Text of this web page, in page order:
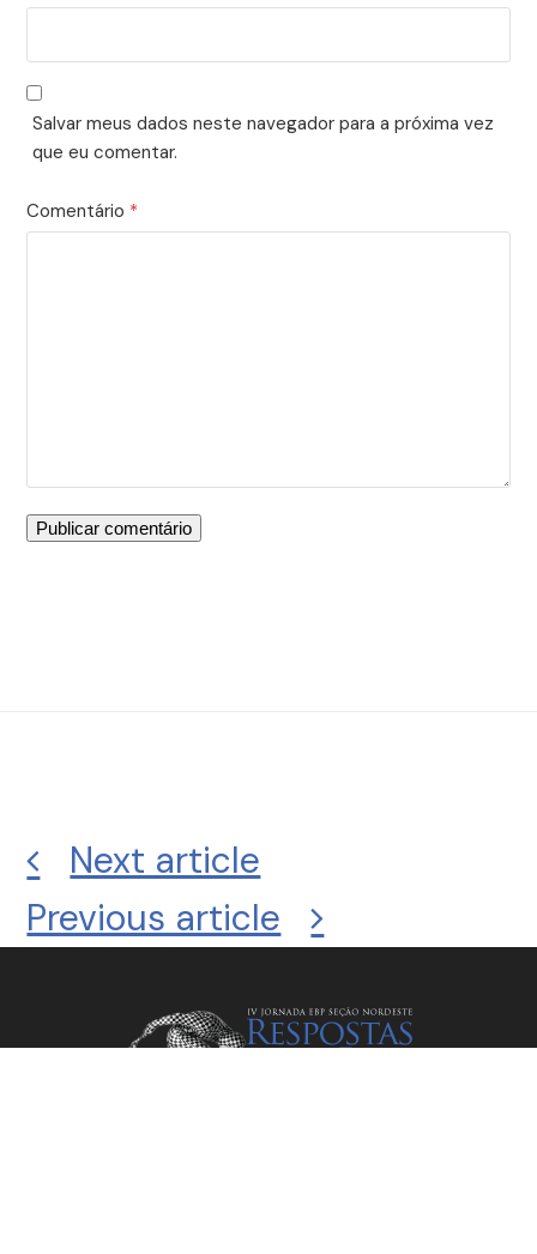
Salvar meus dados neste navegador para a próxima vez
que eu comentar.
Comentário *
Next article
Previous article